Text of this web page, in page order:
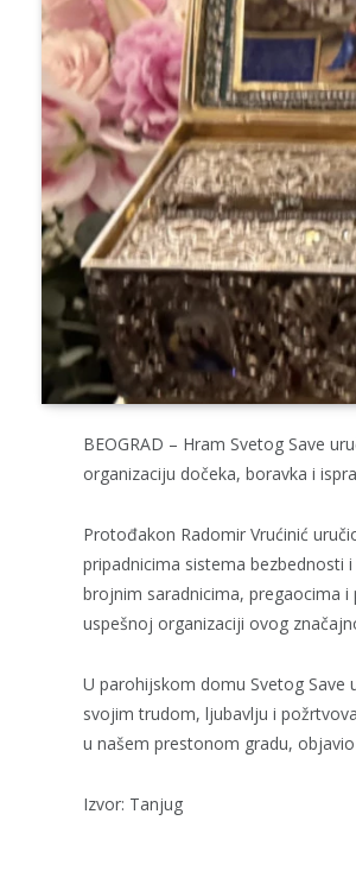
BEOGRAD – Hram Svetog Save
organizaciju dočeka, boravka i
Protođakon Radomir Vrućinić
pripadnicima sistema bezbednosti
brojnim saradnicima, pregaocima
uspešnoj organizaciji ovog
U parohijskom domu Svetog Save
svojim trudom, ljubavlju i
u našem prestonom gradu,
Izvor: Tanjug